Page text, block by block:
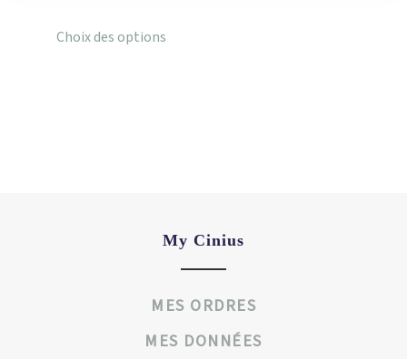
Choix des options
My Cinius
MES ORDRES
MES DONNÉES